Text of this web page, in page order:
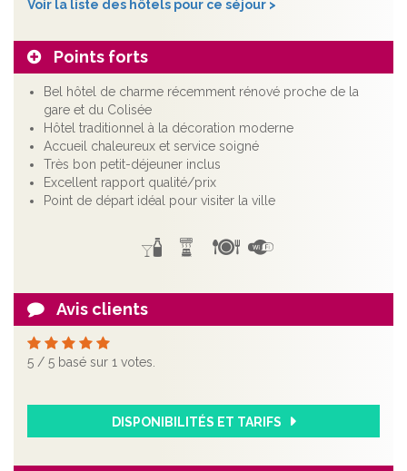
Voir la liste des hôtels pour ce séjour >
Points forts
Bel hôtel de charme récemment rénové proche de la
gare et du Colisée
Hôtel traditionnel à la décoration moderne
Accueil chaleureux et service soigné
Très bon petit-déjeuner inclus
Excellent rapport qualité/prix
Point de départ idéal pour visiter la ville
Avis clients
5 / 5 basé sur 1 votes.
DISPONIBILITÉS ET TARIFS